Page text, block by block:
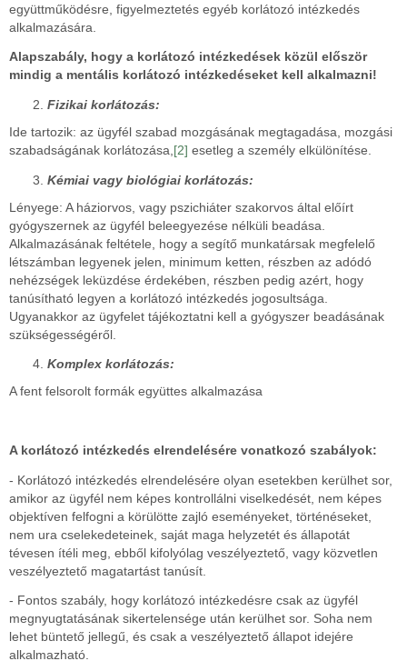
együttműködésre, figyelmeztetés egyéb korlátozó intézkedés
alkalmazására.
Alapszabály, hogy a korlátozó intézkedések közül először
mindig a mentális korlátozó intézkedéseket kell alkalmazni!
Fizikai korlátozás:
Ide tartozik: az ügyfél szabad mozgásának megtagadása, mozgási
szabadságának korlátozása, [2] esetleg a személy elkülönítése.
Kémiai vagy biológiai korlátozás:
Lényege: A háziorvos, vagy pszichiáter szakorvos által előírt
gyógyszernek az ügyfél beleegyezése nélküli beadása.
Alkalmazásának feltétele, hogy a segítő munkatársak megfelelő
létszámban legyenek jelen, minimum ketten, részben az adódó
nehézségek leküzdése érdekében, részben pedig azért, hogy
tanúsítható legyen a korlátozó intézkedés jogosultsága.
Ugyanakkor az ügyfelet tájékoztatni kell a gyógyszer beadásának
szükségességéről.
Komplex korlátozás:
A fent felsorolt formák együttes alkalmazása
A korlátozó intézkedés elrendelésére vonatkozó szabályok:
- Korlátozó intézkedés elrendelésére olyan esetekben kerülhet sor,
amikor az ügyfél nem képes kontrollálni viselkedését, nem képes
objektíven felfogni a körülötte zajló eseményeket, történéseket,
nem ura cselekedeteinek, saját maga helyzetét és állapotát
tévesen ítéli meg, ebből kifolyólag veszélyeztető, vagy közvetlen
veszélyeztető magatartást tanúsít.
- Fontos szabály, hogy korlátozó intézkedésre csak az ügyfél
megnyugtatásának sikertelensége után kerülhet sor. Soha nem
lehet büntető jellegű, és csak a veszélyeztető állapot idejére
alkalmazható.